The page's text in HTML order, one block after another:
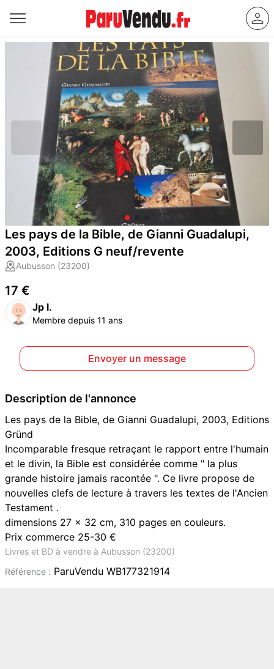
Les pays de la Bible, de Gianni Guadalupi,
2003, Editions G neuf/revente
Aubusson (23200)
17 €
Jp l.
Membre depuis 11 ans
Envoyer un message
Description de l'annonce
Les pays de la Bible, de Gianni Guadalupi, 2003, Editions
Gründ
Incomparable fresque retraçant le rapport entre l'humain
et le divin, la Bible est considérée comme " la plus
grande histoire jamais racontée ". Ce livre propose de
nouvelles clefs de lecture à travers les textes de l'Ancien
Testament .
dimensions 27 x 32 cm, 310 pages en couleurs.
Prix commerce 25-30 €
Livres et BD à vendre à Aubusson (23200)
Référence : ParuVendu WB177321914